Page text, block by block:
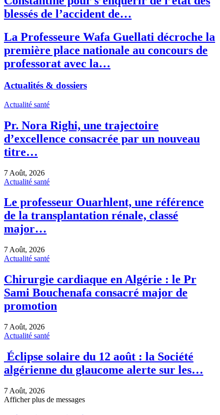
blessés de l’accident de…
La Professeure Wafa Guellati décroche la
première place nationale au concours de
professorat avec la…
Actualités & dossiers
Actualité santé
Pr. Nora Righi, une trajectoire
d’excellence consacrée par un nouveau
titre…
7 Août, 2026
Actualité santé
Le professeur Ouarhlent, une référence
de la transplantation rénale, classé
major…
7 Août, 2026
Actualité santé
Chirurgie cardiaque en Algérie : le Pr
Sami Bouchenafa consacré major de
promotion
7 Août, 2026
Actualité santé
Éclipse solaire du 12 août : la Société
algérienne du glaucome alerte sur les…
7 Août, 2026
Afficher plus de messages